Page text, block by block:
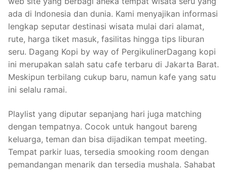
ada di Indonesia dan dunia. Kami menyajikan informasi
lengkap seputar destinasi wisata mulai dari alamat,
rute, harga tiket masuk, fasilitas hingga tips liburan
seru. Dagang Kopi by way of PergikulinerDagang kopi
ini merupakan salah satu cafe terbaru di Jakarta Barat.
Meskipun terbilang cukup baru, namun kafe yang satu
ini selalu ramai.
Playlist yang diputar sepanjang hari juga matching
dengan tempatnya. Cocok untuk hangout bareng
keluarga, teman dan bisa dijadikan tempat meeting.
Tempat parkir luas, tersedia smooking room dengan
pemandangan menarik dan tersedia mushala. Sahabat